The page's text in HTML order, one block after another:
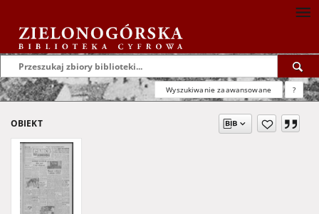
Wyszukiwanie zaawansowane ?
OBIEKT